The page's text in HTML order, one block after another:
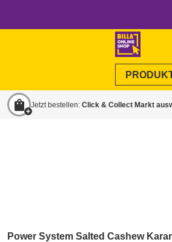
shopping_bag Jetzt bestellen: Click & Collect Markt
Power System Salted Cashew